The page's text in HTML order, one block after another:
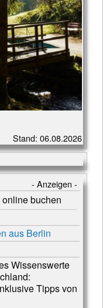
Stand: 06.08.2026
- Anzeigen -
online buchen
aus Berlin
Wissenswerte
Tipps von